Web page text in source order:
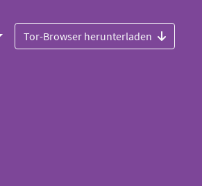
Tor-Browser herunterladen